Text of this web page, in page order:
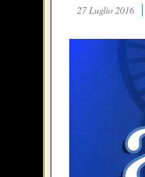
27 Luglio 2016